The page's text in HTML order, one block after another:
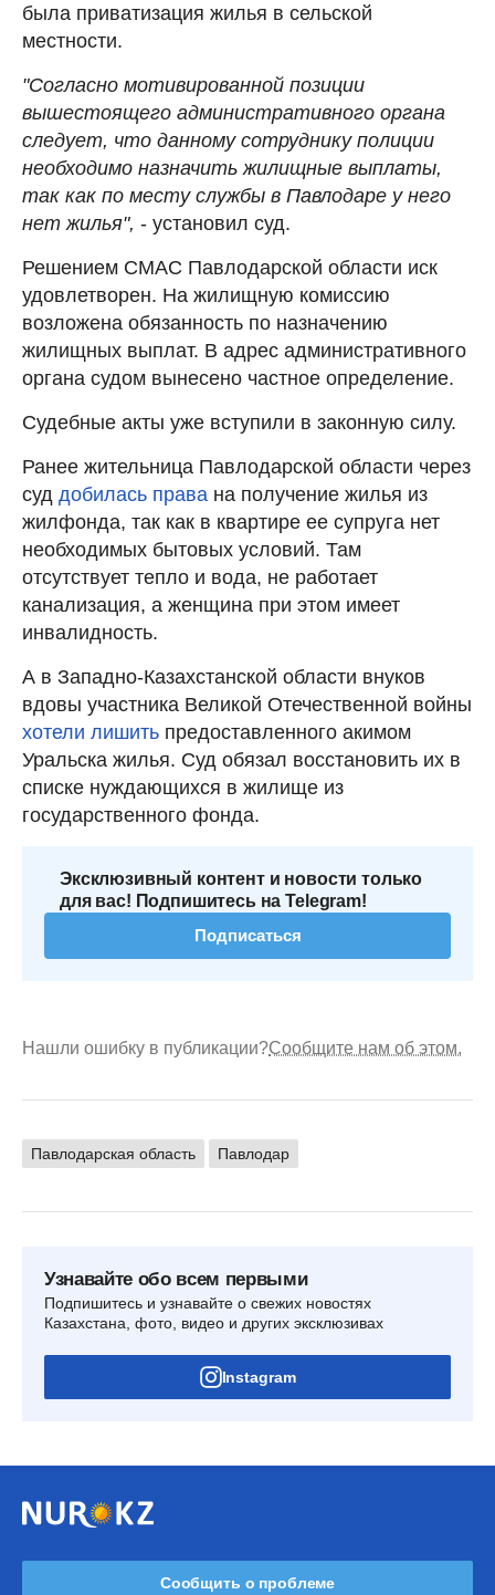
была приватизация жилья в сельской
местности.
"Согласно мотивированной позиции
вышестоящего административного органа
следует, что данному сотруднику полиции
необходимо назначить жилищные выплаты,
так как по месту службы в Павлодаре у него
нет жилья", - установил суд.
Решением СМАС Павлодарской области иск
удовлетворен. На жилищную комиссию
возложена обязанность по назначению
жилищных выплат. В адрес административного
органа судом вынесено частное определение.
Судебные акты уже вступили в законную силу.
Ранее жительница Павлодарской области через
суд добилась права на получение жилья из
жилфонда, так как в квартире ее супруга нет
необходимых бытовых условий. Там
отсутствует тепло и вода, не работает
канализация, а женщина при этом имеет
инвалидность.
А в Западно-Казахстанской области внуков
вдовы участника Великой Отечественной войны
хотели лишить предоставленного акимом
Уральска жилья. Суд обязал восстановить их в
списке нуждающихся в жилище из
государственного фонда.
Эксклюзивный контент и новости только
для вас! Подпишитесь на Telegram!
Подписаться
Нашли ошибку в публикации?Сообщите нам об этом.
Павлодарская область Павлодар
Узнавайте обо всем первыми
Подпишитесь и узнавайте о свежих новостях
Казахстана, фото, видео и других эксклюзивах
Instagram
Сообщить о проблеме